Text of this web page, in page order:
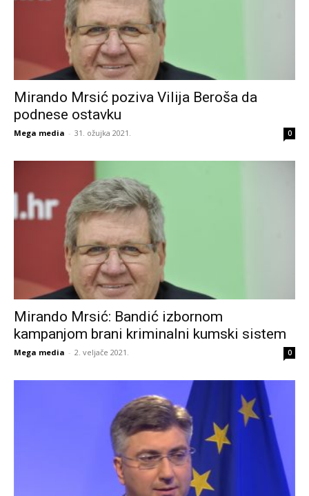
Mirando Mrsić poziva Vilija Beroša da
podnese ostavku
Mega media - 31. ožujka 2021. 0
Mirando Mrsić: Bandić izbornom
kampanjom brani kriminalni kumski sistem
Mega media - 2. veljače 2021. 0